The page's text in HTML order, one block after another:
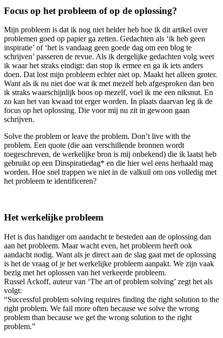
Focus op het probleem of op de oplossing?
Mijn probleem is dat ik nog niet helder heb hoe ik dit artikel over
problemen goed op papier ga zetten. Gedachten als ‘ik heb geen
inspiratie’ of ‘het is vandaag geen goede dag om een blog te
schrijven’ passeren de revue. Als ik dergelijke gedachten volg weet
ik waar het straks eindigt: dan stop ik ermee en ga ik iets anders
doen. Dat lost mijn probleem echter niet op. Maakt het alleen groter.
Want als ik nu niet doe wat ik met mezelf heb afgesproken dan ben
ik straks waarschijnlijk boos op mezelf, voel ik me een niksnut. En
zo kan het van kwaad tot erger worden. In plaats daarvan leg ik de
focus op het oplossing. Die voor mij nu zit in gewoon gaan
schrijven.
Solve the problem or leave the problem. Don’t live with the
problem. Een quote (die aan verschillende bronnen wordt
toegeschreven, de werkelijke bron is mij onbekend) die ik laatst heb
gebruikt op een Dinspiratiedag* en die hier wel eens herhaald mag
worden. Hoe snel trappen we niet in de valkuil om ons volledig met
het probleem te identificeren?
Het werkelijke probleem
Het is dus handiger om aandacht te besteden aan de oplossing dan
aan het probleem. Maar wacht even, het probleem heeft ook
aandacht nodig. Want als je direct aan de slag gaat met de oplossing
is het de vraag of je het werkelijke probleem aanpakt. We zijn vaak
bezig met het oplossen van het verkeerde probleem.
Russel Ackoff, auteur van ‘The art of problem solving’ zegt het als
volgt:
“Successful problem solving requires finding the right solution to the
right problem. We fail more often because we solve the wrong
problem than because we get the wrong solution to the right
problem.”